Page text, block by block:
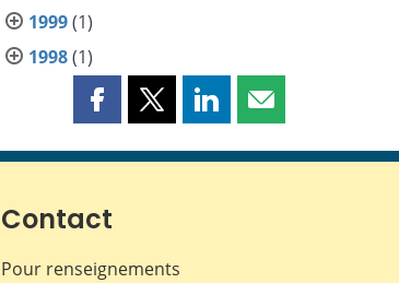
1999(1)
1998(1)
Partager
page
Facebook
Partager
page
Partager
page
Partager
page
Contact
Pour renseignements